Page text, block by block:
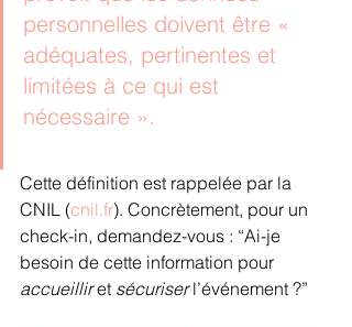
personnelles doivent être «
adéquates, pertinentes et
limitées à ce qui est
nécessaire ».
Cette définition est rappelée par la
CNIL (cnil.fr). Concrètement, pour un
check-in, demandez-vous : “Ai-je
besoin de cette information pour
accueillir et sécuriser l’événement ?”